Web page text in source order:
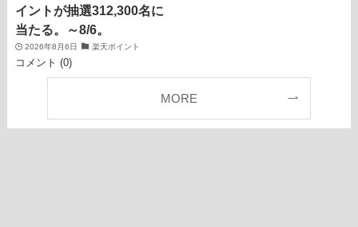
イントが抽選312,300名に
当たる。～8/6。
2026年8月6日 楽天ポイント
コメント (0)
MORE